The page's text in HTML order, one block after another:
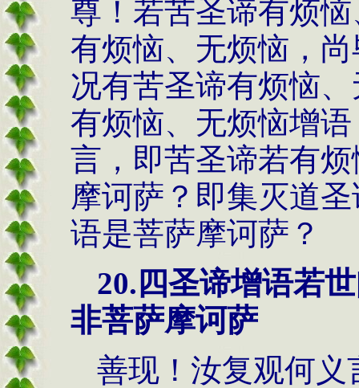
尊！若苦圣谛有烦
有烦恼、无烦恼，
况有苦圣谛有烦恼
有烦恼、无烦恼增
言，即苦圣谛若有
摩诃萨？即集灭道
语是菩萨摩诃萨？
20. 四圣谛增语若
非菩萨摩诃萨
善现！汝复观何